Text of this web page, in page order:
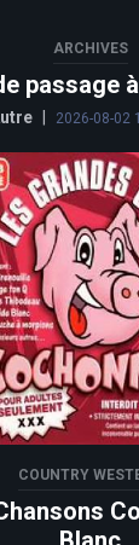
ARCHIVES
passage
2026-08-02
COUNTRY